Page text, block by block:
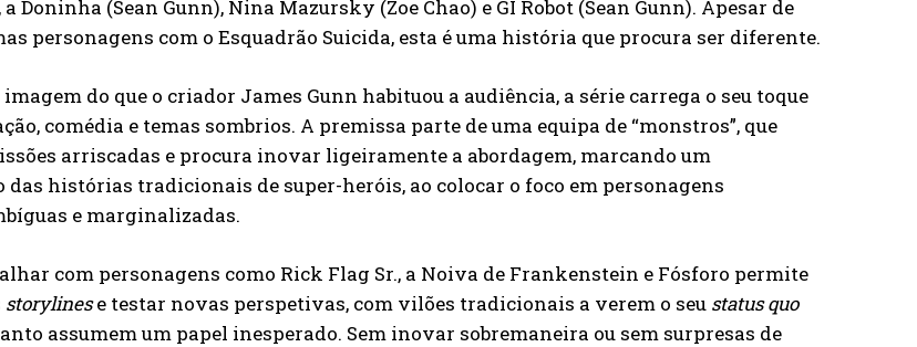
Doninha (Sean Gunn), Nina Mazursky (Zoe Chao) e GI Robot (Sean Gunn). Apesar de
personagens com o Esquadrão Suicida, esta é uma história que procura ser diferente.
do que o criador James Gunn habituou a audiência, a série carrega o seu toque
comédia e temas sombrios. A premissa parte de uma equipa de “monstros”, que
arriscadas e procura inovar ligeiramente a abordagem, marcando um
histórias tradicionais de super-heróis, ao colocar o foco em personagens
e marginalizadas.
com personagens como Rick Flag Sr., a Noiva de Frankenstein e Fósforo permite
storylinese testar novas perspetivas, com vilões tradicionais a verem o seu status quo
assumem um papel inesperado. Sem inovar sobremaneira ou sem surpresas de